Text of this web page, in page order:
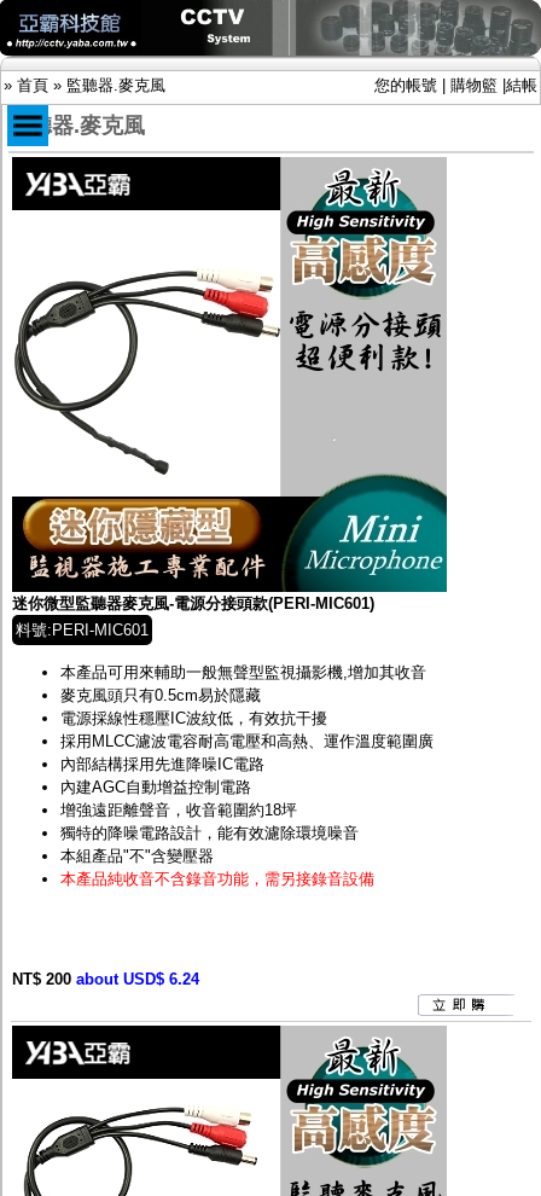
» 首頁 » 監聽器.麥克風 您的帳號 購物籃 結帳
商品目錄
AHD DVR數位錄放影機
AHD半球型(適用屋內)
AHD中小型紅外線攝影機(適用騎樓、室內外)
AHD防護罩型攝影機(適用屋外，紅外線照射
AHD特殊功能型攝影機
旋轉型攝影機.旋轉台
傳統高解析攝影機
防護罩及支架
多路攝影機單軸傳輸
監聽器.麥克風
網路設備
視訊轉換設備
雙絞線傳輸器
雜訊改善器
分配放大器
網路線用水晶頭
網路線
懶人線.同軸線.花線
線頭.插座.延長線.HDMI線
集線盒.防水盒.配線盒
變壓器.避雷器
轉接頭
偽裝嚇阻假監視器. 警示防盜貼紙
行車紀錄器.車用插座配件
監聽器.麥克風
迷你微型監聽器麥克風-電源分接頭款(PERI-MIC601)
料號:PERI-MIC601
本產品可用來輔助一般無聲型監視攝影機,增加其收音
麥克風頭只有0.5cm易於隱藏
電源採線性穩壓IC波紋低，有效抗干擾
採用MLCC濾波電容耐高電壓和高熱、運作溫度範圍廣
內部結構採用先進降噪IC電路
內建AGC自動增益控制電路
增強遠距離聲音，收音範圍約18坪
獨特的降噪電路設計，能有效濾除環境噪音
本組產品"不"含變壓器
本產品純收音不含錄音功能，需另接錄音設備
NT$ 200 about USD$ 6.24